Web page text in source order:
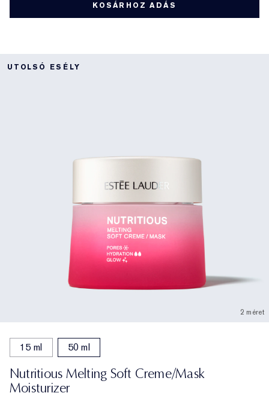
KOSÁRHOZ ADÁS
UTOLSÓ ESÉLY
2 méret
15 ml 50 ml
Nutritious Melting Soft Creme/Mask
Moisturizer